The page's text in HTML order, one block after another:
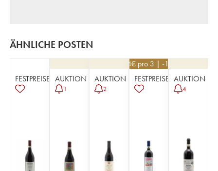
ÄHNLICHE POSTEN
FESTPREISE AUKTION
1
AUKTION
2
234€ pro 3 | -10%
FESTPREISE AUKTION
4